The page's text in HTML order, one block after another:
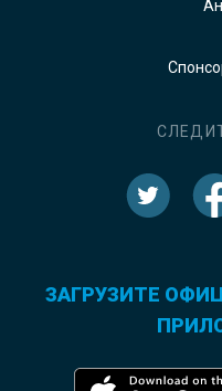
ЗАГРУЗИТЕ